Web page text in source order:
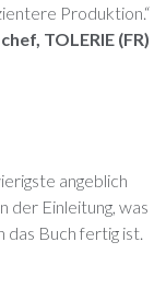
Produktion.“
TOLERIE (FR)
angeblich
der Einleitung, was
das Buch fertig ist.